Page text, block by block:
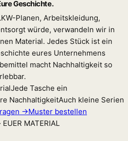
Geschichte.
Planen, Arbeitskleidung,
würde, verwandeln wir in
Material. Jedes Stück ist ein
eures Unternehmens
macht Nachhaltigkeit so
Jede Tasche ein
NachhaltigkeitAuch kleine Serien
→Muster bestellen
EUER MATERIAL